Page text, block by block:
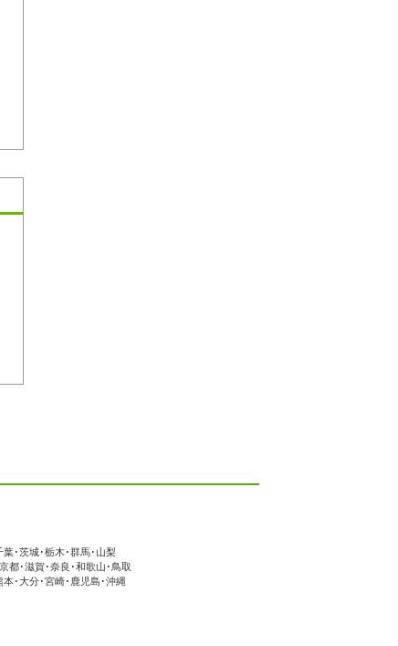
葉･茨城･栃木 ･群馬･ 山梨
京都･滋賀･奈良 ･和歌山 ･ 鳥取
本･大分･宮崎･ 鹿児島 ･沖縄